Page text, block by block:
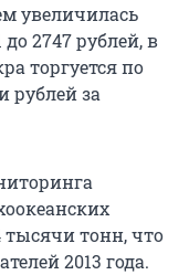
увеличилась
2747 рублей, в
торгуется по
рублей за
тысячи тонн, что
2013 года.